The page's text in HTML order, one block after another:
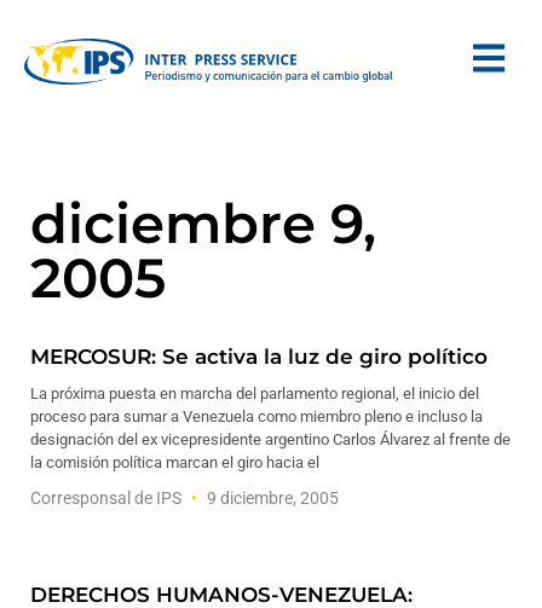
diciembre 9,
2005
MERCOSUR: Se activa la luz de giro político
La próxima puesta en marcha del parlamento regional, el inicio del
proceso para sumar a Venezuela como miembro pleno e incluso la
designación del ex vicepresidente argentino Carlos Álvarez al frente de
la comisión política marcan el giro hacia el
Corresponsal de IPS 9 diciembre, 2005
DERECHOS HUMANOS-VENEZUELA: